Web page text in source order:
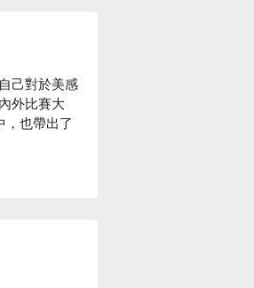
己對於美感
外比賽大
，也帶出了